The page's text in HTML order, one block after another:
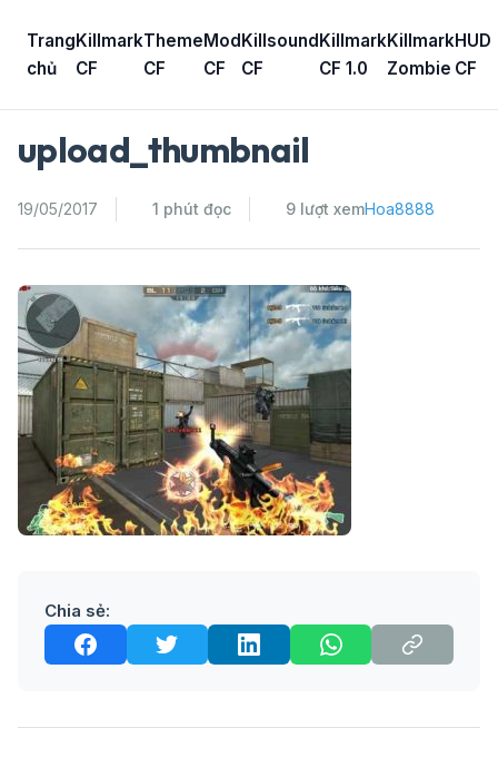
content
Trang
chủ
Killmark
CF
Theme
CF
Mod
CF
Killsound
CF
Killmark
CF 1.0
Killmark
Zombie
HUD
CF
upload_thumbnail
19/05/2017 1 phút đọc 9 lượt xemHoa8888
Chia sẻ: